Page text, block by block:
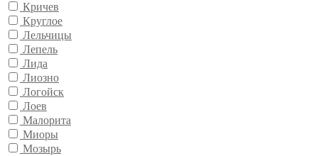
Кричев
Круглое
Лельчицы
Лепель
Лида
Лиозно
Логойск
Лоев
Малорита
Миоры
Мозырь